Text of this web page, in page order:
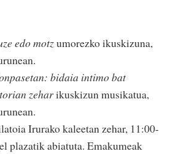
edo motzumorezko ikuskizuna,
bidaia intimo bat
zeharikuskizun musikatua,
Irurako kaleetan zehar, 11:00-
plazatik abiatuta. Emakumeak